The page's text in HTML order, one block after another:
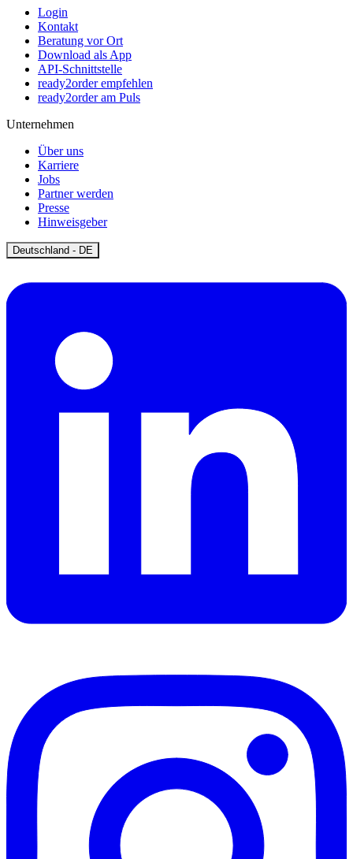
Login
Kontakt
Beratung vor Ort
Download als App
API-Schnittstelle
ready2order empfehlen
ready2order am Puls
Unternehmen
Über uns
Karriere
Jobs
Partner werden
Presse
Hinweisgeber
Deutschland - DE